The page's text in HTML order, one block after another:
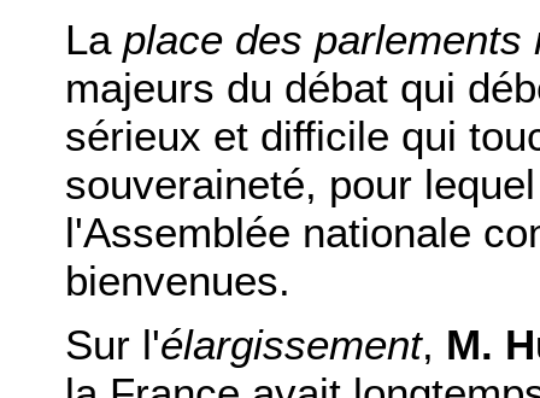
La place des parlements
majeurs du débat qui
sérieux et difficile qui
souveraineté, pour
l'Assemblée nationale
bienvenues.
Sur l'élargissement, M.